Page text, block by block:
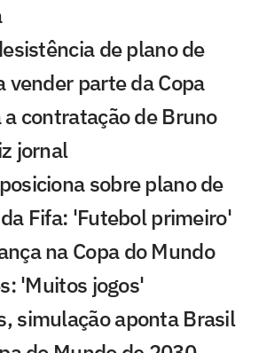
de plano de
parte da Copa
contratação de Bruno
jornal
sobre plano de
Fifa: 'Futebol primeiro'
na Copa do Mundo
'Muitos jogos'
simulação aponta Brasil